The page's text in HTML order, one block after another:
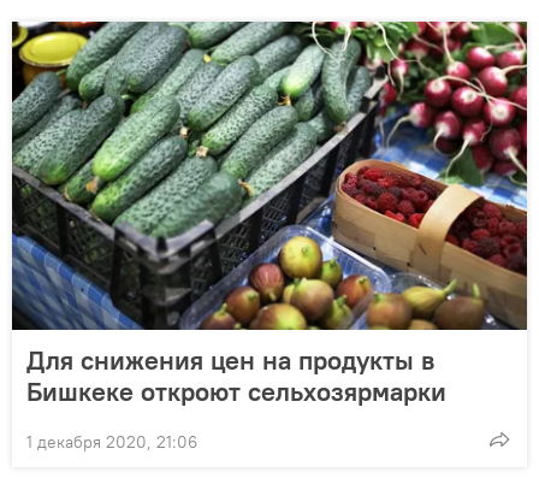
Для снижения цен на продукты в
Бишкеке откроют сельхозярмарки
1 декабря 2020, 21:06